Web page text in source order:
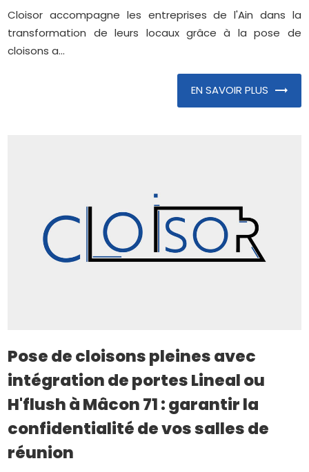
Cloisor accompagne les entreprises de l'Ain dans la
transformation de leurs locaux grâce à la pose de
cloisons a...
EN SAVOIR PLUS
Pose de cloisons pleines avec
intégration de portes Lineal ou
H'flush à Mâcon 71 : garantir la
confidentialité de vos salles de
réunion